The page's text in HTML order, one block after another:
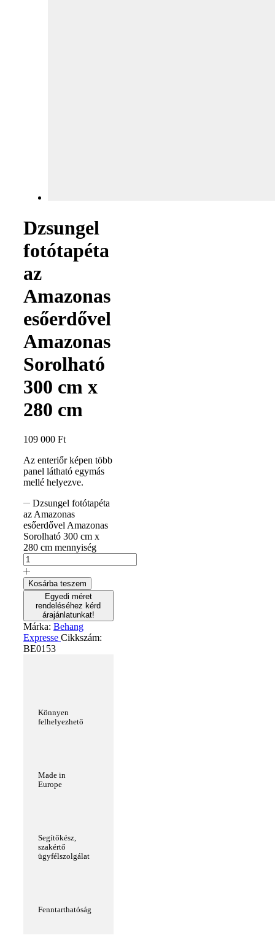
Dzsungel
fotótapéta
az
Amazonas
esőerdővel
Amazonas
Sorolható
300 cm x
280 cm
109 000 Ft
Az enteriőr képen több
panel látható egymás
mellé helyezve.
Dzsungel fotótapéta
az Amazonas
esőerdővel Amazonas
Sorolható 300 cm x
280 cm mennyiség
Kosárba teszem
Egyedi méret
rendeléséhez kérd
árajánlatunkat!
Márka: Behang
Expresse Cikkszám:
BE0153
Könnyen
felhelyezhető
Made in
Europe
Segítőkész,
szakértő
ügyfélszolgálat
Fenntarthatóság